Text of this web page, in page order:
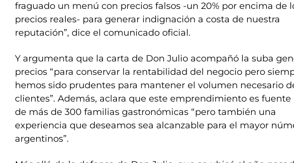
fraguado un menú con precios falsos -un 20% por encima de
precios reales- para generar indignación a costa de nuestra
reputación”, dice el comunicado oficial.
Y argumenta que la carta de Don Julio acompañó la suba
precios “para conservar la rentabilidad del negocio pero
hemos sido prudentes para mantener el volumen necesario
clientes”. Además, aclara que este emprendimiento es fuente
de más de 300 familias gastronómicas “pero también una
experiencia que deseamos sea alcanzable para el mayor
argentinos”.